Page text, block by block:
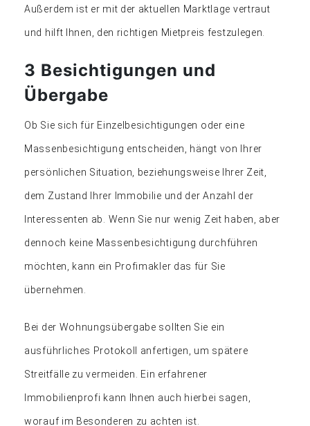
Außerdem ist er mit der aktuellen Marktlage vertraut
und hilft Ihnen, den richtigen Mietpreis festzulegen.
3 Besichtigungen und
Übergabe
Ob Sie sich für Einzelbesichtigungen oder eine
Massenbesichtigung entscheiden, hängt von Ihrer
persönlichen Situation, beziehungsweise Ihrer Zeit,
dem Zustand Ihrer Immobilie und der Anzahl der
Interessenten ab. Wenn Sie nur wenig Zeit haben, aber
dennoch keine Massenbesichtigung durchführen
möchten, kann ein Profimakler das für Sie
übernehmen.
Bei der Wohnungsübergabe sollten Sie ein
ausführliches Protokoll anfertigen, um spätere
Streitfälle zu vermeiden. Ein erfahrener
Immobilienprofi kann Ihnen auch hierbei sagen,
worauf im Besonderen zu achten ist.